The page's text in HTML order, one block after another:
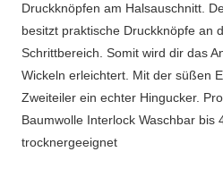
Druckknöpfen am Halsauschnitt.
besitzt praktische Druckknöpfe an
Schrittbereich. Somit wird dir das
Wickeln erleichtert. Mit der süßen
Zweiteiler ein echter Hingucker.
Baumwolle Interlock Waschbar bis
trocknergeeignet